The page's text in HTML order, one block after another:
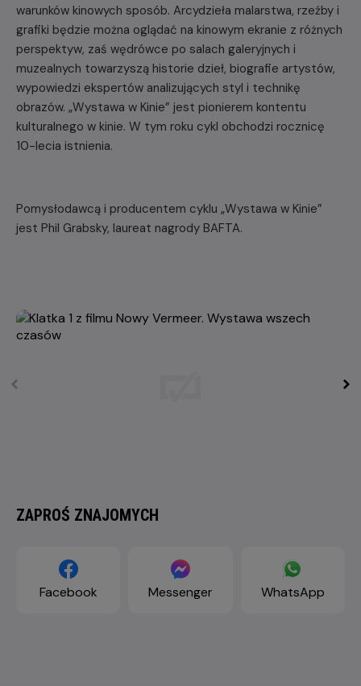
warunków kinowych sposób. Arcydzieła malarstwa, rzeźby i
grafiki będzie można oglądać na kinowym ekranie z różnych
perspektyw, zaś wędrówce po salach galeryjnych i
muzealnych towarzyszą historie dzieł, biografie artystów,
wypowiedzi ekspertów analizujących styl i technikę
obrazów. „Wystawa w Kinie” jest pionierem kontentu
kulturalnego w kinie. W tym roku cykl obchodzi rocznicę
10-lecia istnienia.
Pomysłodawcą i producentem cyklu „Wystawa w Kinie”
jest Phil Grabsky, laureat nagrody BAFTA.
ZAPROŚ ZNAJOMYCH
Facebook Messenger WhatsApp